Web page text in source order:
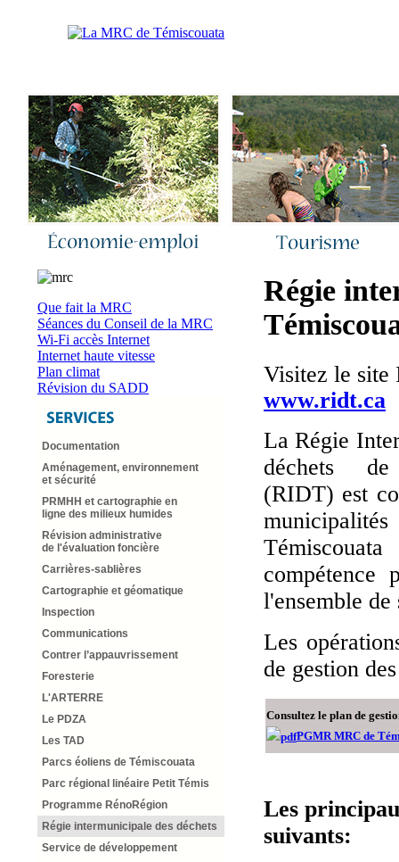
Que fait la MRC
Séances du Conseil de la MRC
Wi-Fi accès Internet
Internet haute vitesse
Plan climat
Révision du SADD
Documentation
Aménagement, environnement
et sécurité
PRMHH et cartographie en
ligne des milieux humides
Révision administrative
de l'évaluation foncière
Carrières-sablières
Cartographie et géomatique
Inspection
Communications
Contrer l’appauvrissement
Foresterie
L'ARTERRE
Le PDZA
Les TAD
Parcs éoliens de Témiscouata
Parc régional linéaire Petit Témis
Programme RénoRégion
Régie intermunicipale des déchets
Service de développement
Régie
Visitez le
www.ridt.ca
La Régie
déchets de
(RIDT) est
compétence
l'ensemble
Les
de gestion
Consultez le plan de
PGMR MRC de
Les
suivants: